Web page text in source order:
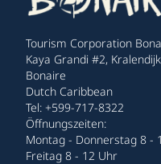
Tourism Corporation
Kaya Grandi #2,
Bonaire
Dutch Caribbean
Tel: +599-717-8322
Öffnungszeiten:
Montag - Donnerstag 8 -
Freitag 8 - 12 Uhr